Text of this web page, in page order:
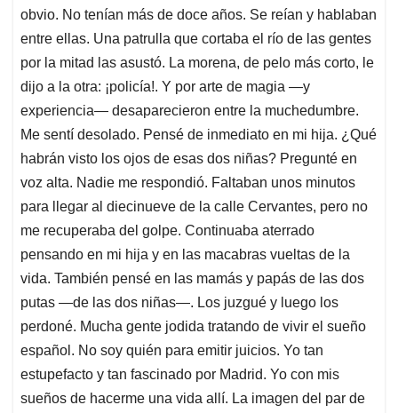
obvio. No tenían más de doce años. Se reían y hablaban
entre ellas. Una patrulla que cortaba el río de las gentes
por la mitad las asustó. La morena, de pelo más corto, le
dijo a la otra: ¡policía!. Y por arte de magia —y
experiencia— desaparecieron entre la muchedumbre.
Me sentí desolado. Pensé de inmediato en mi hija. ¿Qué
habrán visto los ojos de esas dos niñas? Pregunté en
voz alta. Nadie me respondió. Faltaban unos minutos
para llegar al diecinueve de la calle Cervantes, pero no
me recuperaba del golpe. Continuaba aterrado
pensando en mi hija y en las macabras vueltas de la
vida. También pensé en las mamás y papás de las dos
putas —de las dos niñas—. Los juzgué y luego los
perdoné. Mucha gente jodida tratando de vivir el sueño
español. No soy quién para emitir juicios. Yo tan
estupefacto y tan fascinado por Madrid. Yo con mis
sueños de hacerme una vida allí. La imagen del par de